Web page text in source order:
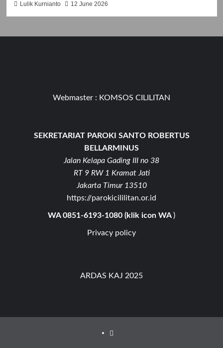
Lulik Kurnianto 12 June 2026
Webmaster : KOMSOS CILILITAN
SEKRETARIAT PAROKI SANTO ROBERTUS
BELLARMINUS
Jalan Kelapa Gading III no 38
RT 9 RW 1 Kramat Jati
Jakarta Timur 13510
https://parokicililitan.or.id
WA 0851-6193-1080 (klik icon WA )
Privacy policy
ARDAS KAJ 2025
Youtube